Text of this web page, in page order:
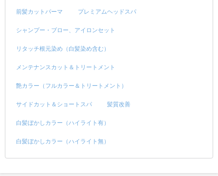
前髪カットパーマ プレミアムヘッドスパ
シャンプー・ブロー、アイロンセット
リタッチ根元染め（白髪染め含む）
メンテナンスカット＆トリートメント
艶カラー（フルカラー＆トリートメント）
サイドカット＆ショートスパ 髪質改善
白髪ぼかしカラー（ハイライト有）
白髪ぼかしカラー（ハイライト無）